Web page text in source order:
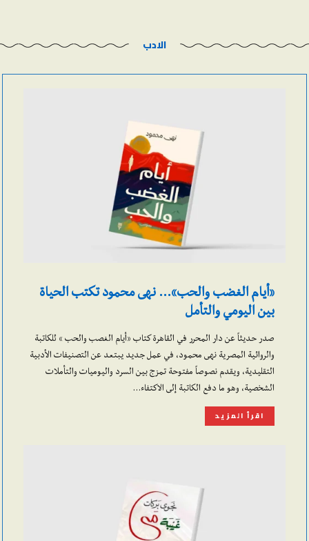
الادب
«أيام الغضب والحب»… نهى محمود تكتب الحياة
بين اليومي والتأمل
صدر حديثاً عن دار المحرر في القاهرة كتاب «أيام الغصب والحب » للكاتبة
والروائية المصرية نهى محمود، في عمل جديد يبتعد عن التصنيفات الأدبية
التقليدية، ويقدم نصوصاً مفتوحة تمزج بين السرد واليوميات والتأملات
الشخصية، وهو ما دفع الكاتبة إلى الاكتفاء…
اقرأ المزيد